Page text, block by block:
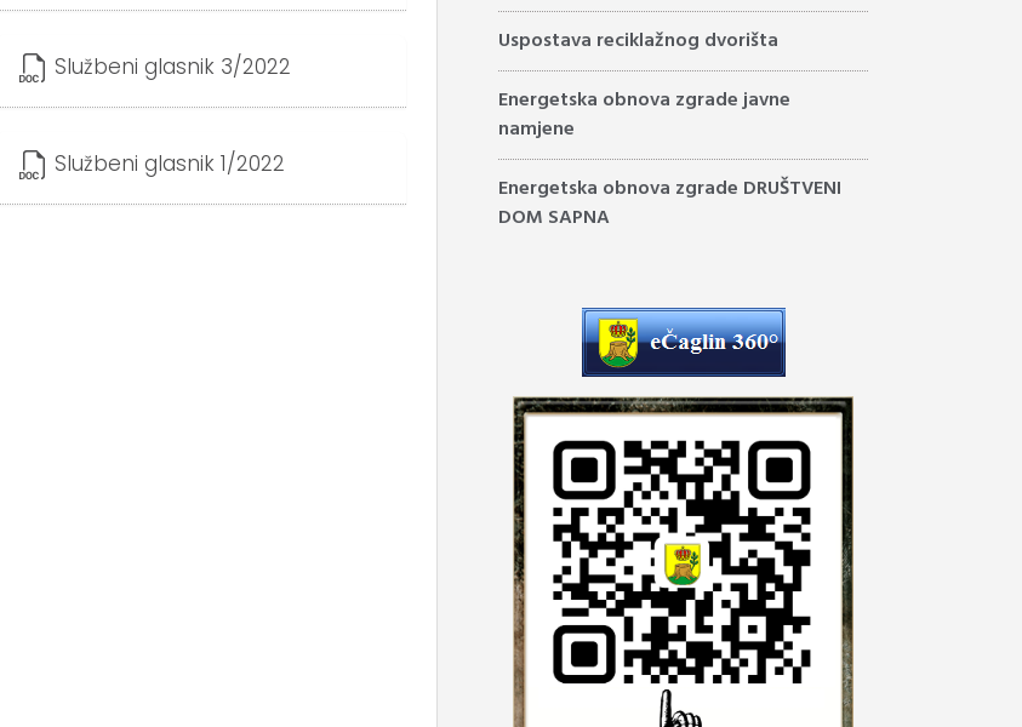
Službeni glasnik 3/2022
Službeni glasnik 1/2022
Uspostava reciklažnog dvorišta
Energetska obnova zgrade javne
namjene
Energetska obnova zgrade DRUŠTVENI
DOM SAPNA